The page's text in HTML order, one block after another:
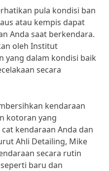
pula kondisi ban
atau kempis dapat
Anda saat berkendara.
oleh Institut
yang dalam kondisi baik
secara
kendaraan
kotoran yang
kendaraan Anda dan
Ahli Detailing, Mike
secara rutin
baru dan